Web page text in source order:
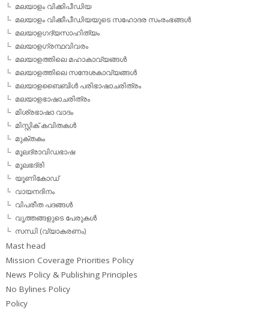
മലയാളം വിക്കിപീഡിയ
മലയാളം വിക്കീപീഡിയയുടെ സഹോദര സംരംഭങ്ങള്‍
മലയാളഗദ്യസാഹിത്യം
മലയാളഗ്രന്ഥവിവരം
മലയാളത്തിലെ മഹാകാവ്യങ്ങള്‍
മലയാളത്തിലെ സന്ദേശകാവ്യങ്ങള്‍
മലയാളബൈബിള്‍ പരിഭാഷാചരിത്രം
മലയാളഭാഷാചരിത്രം
മിശ്രഭാഷാ വാദം
മിസ്റ്റിക് കവിതകള്‍
മുക്തകം
മൂലദ്രാവിഡഭാഷ
മൂലഭദ്രി
യൂണികോഡ്
വായനദിനം
വിപരീത പദങ്ങള്‍
വൃത്തങ്ങളുടെ പേരുകള്‍
സന്ധി (വ്യാകരണം)
Mast head
Mission Coverage Priorities Policy
News Policy & Publishing Principles
No Bylines Policy
Policy